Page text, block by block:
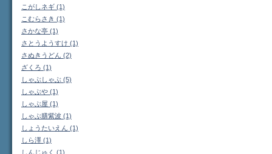
こがしネギ (1)
こむらさき (1)
さかな亭 (1)
さとうようすけ (1)
さぬきうどん (2)
ざくろ (1)
しゃぶしゃぶ (5)
しゃぶや (1)
しゃぶ屋 (1)
しゃぶ膳紫波 (1)
しょうたいえん (1)
しら澤 (1)
しんじゅく (1)